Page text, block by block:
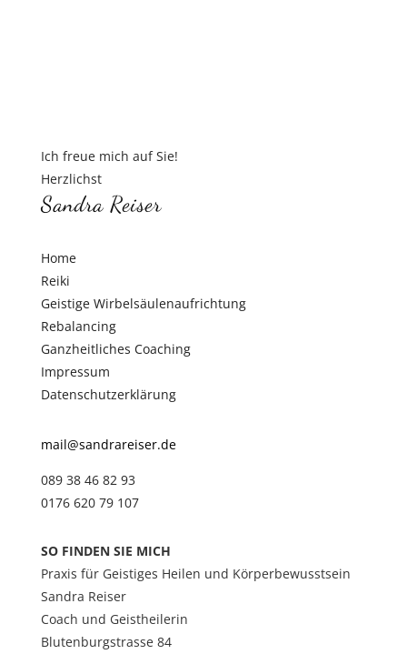
Ich freue mich auf Sie!
Herzlichst
Sandra Reiser
Home
Reiki
Geistige Wirbelsäulenaufrichtung
Rebalancing
Ganzheitliches Coaching
Impressum
Datenschutzerklärung
mail@sandrareiser.de
089 38 46 82 93
0176 620 79 107
SO FINDEN SIE MICH
Praxis für Geistiges Heilen und Körperbewusstsein
Sandra Reiser
Coach und Geistheilerin
Blutenburgstrasse 84